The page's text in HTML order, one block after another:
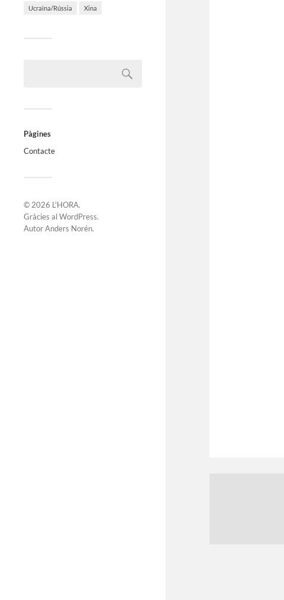
Ucraïna/Rússia Xina
Pàgines
Contacte
© 2026 L'HORA.
Gràcies alWordPress.
AutorAnders Norén.